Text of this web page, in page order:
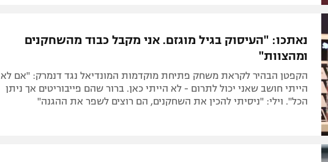
נאתכו: "העיסוק בגיל מוגזם. אני מקבל כבוד מהשחקנים
ומהצוות"
הקפטן הבהיר לקראת משחק פתיחת מוקדמות המונדיאל נגד דנמרק: "אם לא
הייתי חושב שאני יכול לתרום - לא הייתי כאן. ברור שהם פייבוריטים אך ניתן
הכל". וילי: "ניסיתי להכין את השחקנים, הם רוצים לשפר את ההגנה"